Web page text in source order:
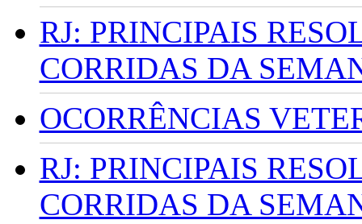
RJ: PRINCIPAIS
CORRIDAS DA
OCORRÊNCIAS
RJ: PRINCIPAIS
CORRIDAS DA